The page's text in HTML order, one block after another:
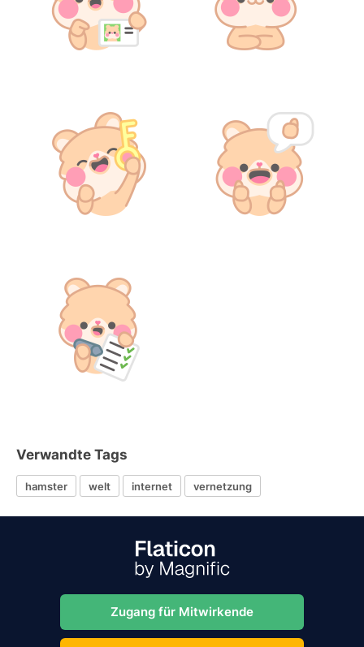
Verwandte Tags
hamster welt internet vernetzung
Zugang für Mitwirkende